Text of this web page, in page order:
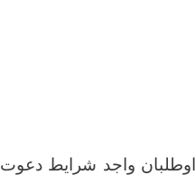
واجد شرایط دعوت